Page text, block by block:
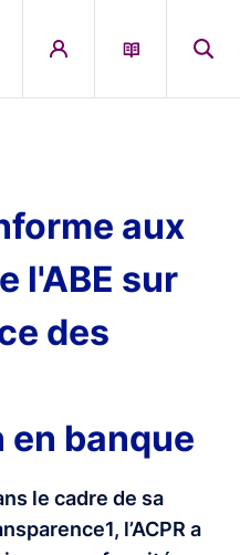
aux
l'ABE sur
des
banque
le cadre de sa
l’ACPR a